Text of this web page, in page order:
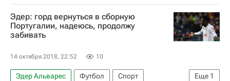
Эдер: горд вернуться в сборную
Португалии, надеюсь, продолжу
забивать
14 октября 2018, 22:52 10
Еще 1
Эдер Альварес Футбол
Спорт